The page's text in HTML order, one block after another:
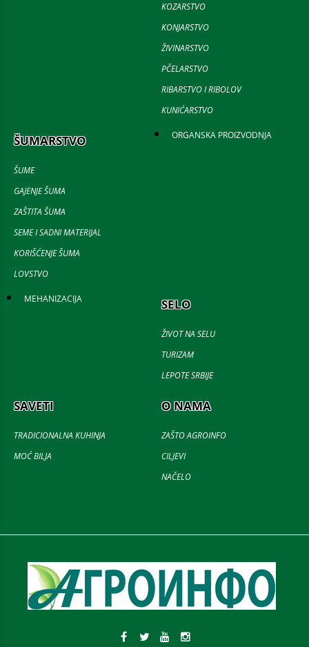
KOZARSTVO
KONJARSTVO
ŽIVINARSTVO
PČELARSTVO
RIBARSTVO I RIBOLOV
KUNIĆARSTVO
ŠUMARSTVO
ŠUME
GAJENJE ŠUMA
ZAŠTITA ŠUMA
SEME I SADNI MATERIJAL
KORIŠĆENJE ŠUMA
LOVSTVO
ORGANSKA PROIZVODNJA
MEHANIZACIJA SELO
ŽIVOT NA SELU
TURIZAM
LEPOTE SRBIJE
SAVETI
TRADICIONALNA KUHINJA
MOĆ BILJA
O NAMA
ZAŠTO AGROINFO
CILJEVI
NAČELO